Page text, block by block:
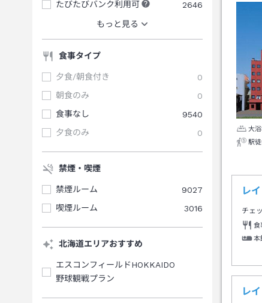
たびたびバンク利用可
2646
もっと見る
食事タイプ
夕食/朝食付き
0
朝食のみ
0
食事なし
9540
夕食のみ
0
禁煙・喫煙
禁煙ルーム
9027
喫煙ルーム
3016
北海道エリアおすすめ
エスコンフィールドHOKKAIDO
野球観戦プラン
大
駅
レ
チェ
食
本
レ